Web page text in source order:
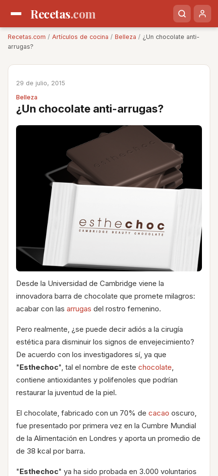
Recetas.com
Recetas.com / Artículos de cocina / Belleza / ¿Un chocolate anti-
arrugas?
29 de julio, 2015
Belleza
¿Un chocolate anti-arrugas?
Desde la Universidad de Cambridge viene la
innovadora barra de chocolate que promete milagros:
acabar con las arrugas del rostro femenino.
Pero realmente, ¿se puede decir adiós a la cirugía
estética para disminuir los signos de envejecimiento?
De acuerdo con los investigadores sí, ya que
"Esthechoc", tal el nombre de este chocolate,
contiene antioxidantes y polifenoles que podrían
restaurar la juventud de la piel.
El chocolate, fabricado con un 70% de cacao oscuro,
fue presentado por primera vez en la Cumbre Mundial
de la Alimentación en Londres y aporta un promedio de
de 38 kcal por barra.
"Esthechoc" ya ha sido probada en 3.000 voluntarios